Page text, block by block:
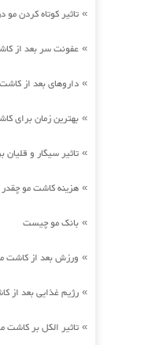
» تاثیر کوتاه کردن
» عفونت سر بعد از
» داروهای بعد از
» بهترین زمان برای
» تاثیر سیگار و
» هزینه کاشت مو
» بانک مو چیست
» ورزش بعد از کاشت
» رژیم غذایی بعد از
» تاثیر الکل بر کاشت